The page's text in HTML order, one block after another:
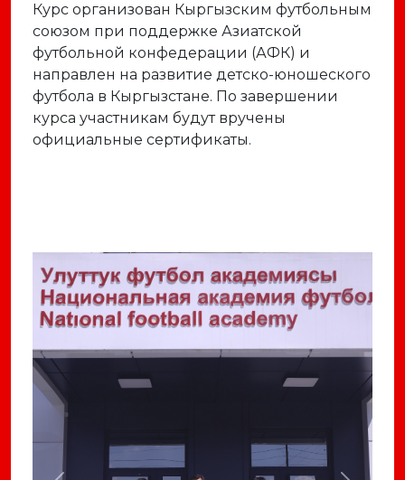
Курс организован Кыргызским футбольным
союзом при поддержке Азиатской
футбольной конфедерации (АФК) и
направлен на развитие детско-юношеского
футбола в Кыргызстане. По завершении
курса участникам будут вручены
официальные сертификаты.